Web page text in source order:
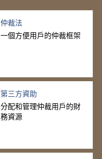
仲裁法
一個方便用戶的仲裁框架
第三方資助
分配和管理仲裁用戶的財
務資源